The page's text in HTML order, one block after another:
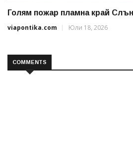
Голям пожар пламна край
viapontika.com
Юли 18, 2026
COMMENTS